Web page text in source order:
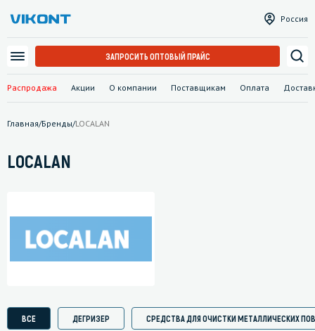
Распродажа Акции О компании Поставщикам Оплата
Россия
ЗАПРОСИТЬ ОПТОВЫЙ ПРАЙС
Главная/Бренды/LOCALAN
LOCALAN
ВСЕ ДЕГРИЗЕР СРЕДСТВА ДЛЯ ОЧИСТКИ МЕТАЛЛИЧЕСКИХ